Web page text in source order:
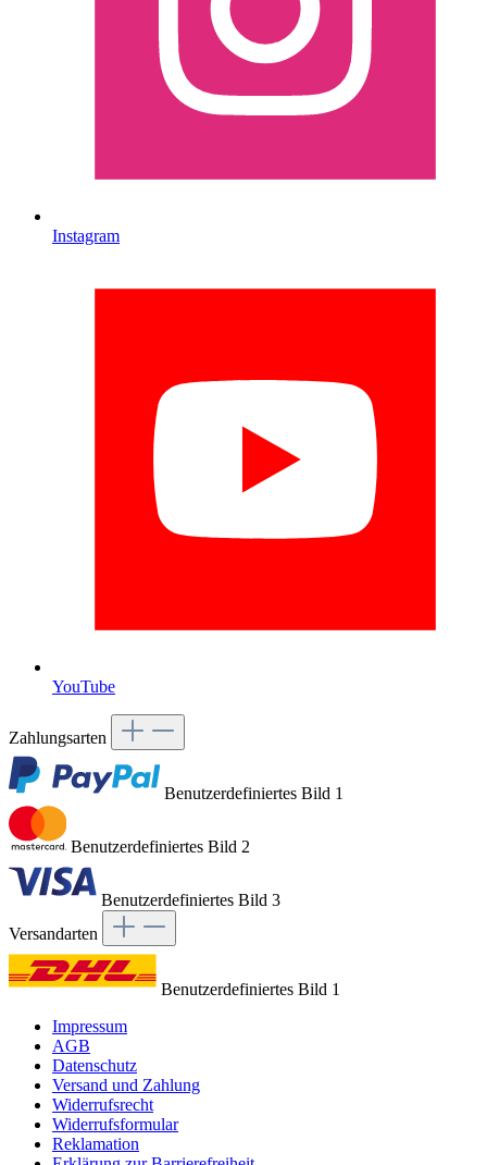
Instagram
YouTube
Zahlungsarten
Benutzerdefiniertes Bild 1
Benutzerdefiniertes Bild 2
Benutzerdefiniertes Bild 3
Versandarten
Benutzerdefiniertes Bild 1
Impressum
AGB
Datenschutz
Versand und Zahlung
Widerrufsrecht
Widerrufsformular
Reklamation